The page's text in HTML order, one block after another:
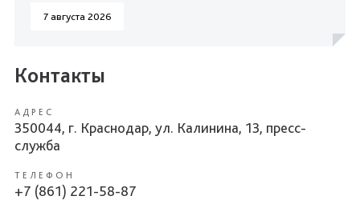
7 августа 2026
Контакты
АДРЕС
350044, г. Краснодар, ул. Калинина, 13, пресс-
служба
ТЕЛЕФОН
+7 (861) 221-58-87